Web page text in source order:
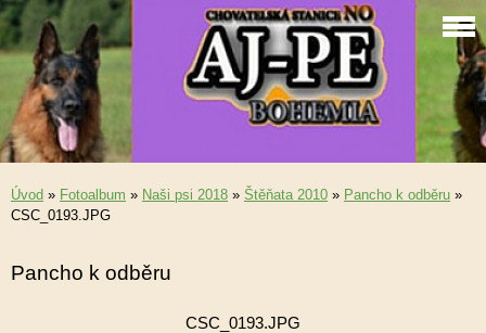
Úvod » Fotoalbum » Naši psi 2018 » Štěňata 2010 » Pancho k odběru »
CSC_0193.JPG
Pancho k odběru
CSC_0193.JPG